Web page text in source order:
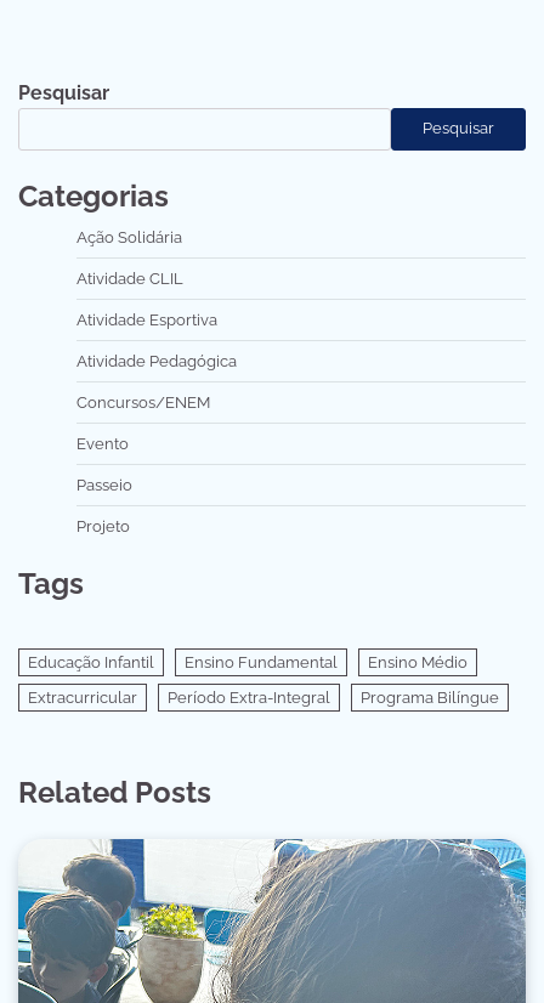
Pesquisar
Pesquisar
Categorias
Ação Solidária
Atividade CLIL
Atividade Esportiva
Atividade Pedagógica
Concursos/ENEM
Evento
Passeio
Projeto
Tags
Educação Infantil Ensino Fundamental
Ensino Médio
Extracurricular
Período Extra-Integral Programa Bilíngue
Related Posts